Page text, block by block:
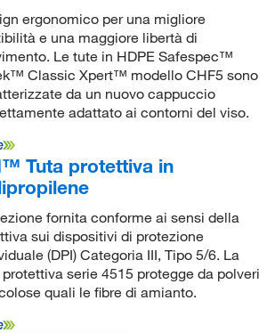
ergonomico per una migliore
e una maggiore libertà di
Le tute in HDPE Safespec™
Classic Xpert™ modello CHF5 sono
da un nuovo cappuccio
adattato ai contorni del viso.
Tuta protettiva in
fornita conforme ai sensi della
sui dispositivi di protezione
(DPI) Categoria III, Tipo 5/6. La
serie 4515 protegge da polveri
quali le fibre di amianto.